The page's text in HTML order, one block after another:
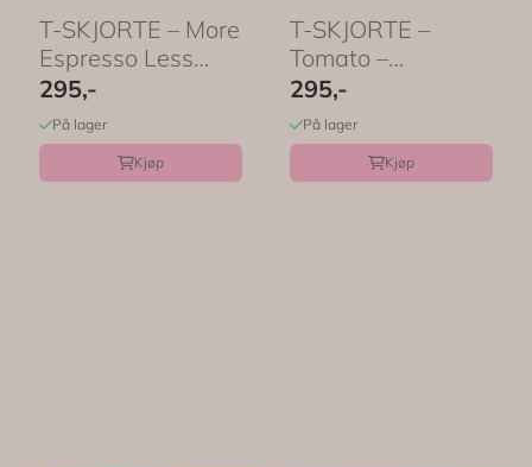
T-SKJORTE – More
Espresso Less
Depresso – ...
295,-
På lager
Kjøp
T-SKJORTE –
Tomato –
Festligtrykk
295,-
På lager
Kjøp